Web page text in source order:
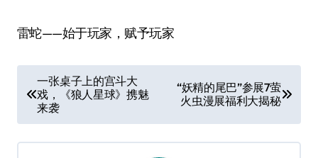
雷蛇——始于玩家，赋予玩家
章
导
航
一张桌子上的宫斗大
戏，《狼人星球》携魅
来袭
“妖精的尾巴”参展7萤
火虫漫展福利大揭秘